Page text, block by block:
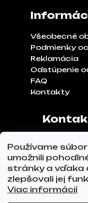
Používame
umožnili
stránky a vďaka
zlepšovali jej
Viac informácií
Všeobecné
Podmienky
Reklamácia
Odstúpenie
FAQ
Kontakty
Tel.č.:
Email: